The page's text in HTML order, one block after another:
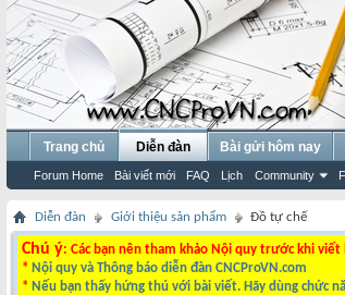
Trang chủ Diễn đàn
Forum Home Bài viết mới FAQ Lịch Community
Bài gửi hôm nay
Diễn đàn Giới thiệu sản phẩm Đồ tự chế
Chú ý: Các bạn nên tham khảo Nội quy trước khi
* Nội quy và Thông báo diễn đàn CNCProVN.com
* Nếu bạn thấy hứng thú với bài viết. Hãy dùng chức